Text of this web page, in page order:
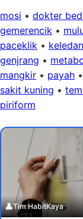
mosi • dokter
gemerencik •
paceklik •
genjrang •
mangkir • payah •
sakit kuning •
piriform
👤Tim HabitKaya